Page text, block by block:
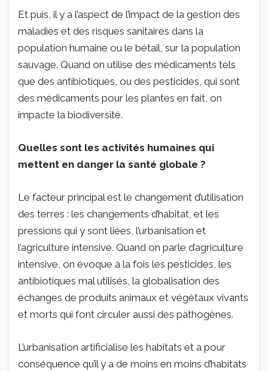
Et puis, il y a l’aspect de l’impact de la gestion des
maladies et des risques sanitaires dans la
population humaine ou le bétail, sur la population
sauvage. Quand on utilise des médicaments tels
que des antibiotiques, ou des pesticides, qui sont
des médicaments pour les plantes en fait, on
impacte la biodiversité.
Quelles sont les activités humaines qui
mettent en danger la santé globale ?
Le facteur principal est le changement d’utilisation
des terres : les changements d’habitat, et les
pressions qui y sont liées, l’urbanisation et
l’agriculture intensive. Quand on parle d’agriculture
intensive, on évoque à la fois les pesticides, les
antibiotiques mal utilisés, la globalisation des
échanges de produits animaux et végétaux vivants
et morts qui font circuler aussi des pathogènes.
L’urbanisation artificialise les habitats et a pour
conséquence qu’il y a de moins en moins d’habitats